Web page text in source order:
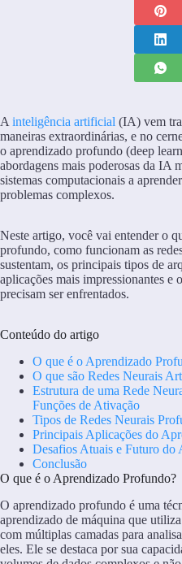
Ainteligência artificial (IA) vem
maneiras extraordinárias, e no
o aprendizado profundo (deep
abordagens mais poderosas da IA
sistemas computacionais a
problemas complexos.
Neste artigo, você vai entender o
profundo, como funcionam as
sustentam, os principais tipos de
aplicações mais impressionantes e
precisam ser enfrentados.
Conteúdo do artigo
O que é o Aprendizado
O que são Redes Neurais
Estrutura de uma Rede
Funções de Ativação
Tipos de Redes Neurais
Principais Aplicações do
Desafios Atuais e Futuro do
Conclusão
O que é o Aprendizado Profundo?
O aprendizado profundo é uma
aprendizado de máquina que
com múltiplas camadas para
eles. Ele se destaca por sua